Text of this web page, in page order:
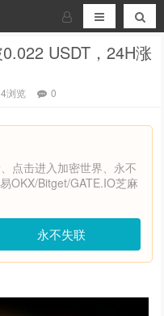
USDT，24H涨
浏览 0
点击进入加密世界、永不
OKX/Bitget/GATE.IO芝麻
永不失联